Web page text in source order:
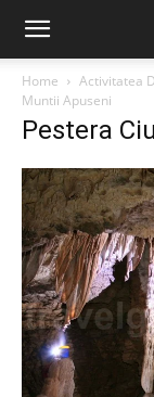
Home Activitatea
Muntii Apuseni
Pestera